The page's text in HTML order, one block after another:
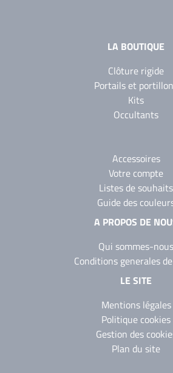
LA BOUTIQUE
Clôture rigide
Portails et
Kits
Occultants
Accessoires
Votre compte
Listes de souhaits
Guide des
A PROPOS DE
Qui sommes-nous
Conditions generales
LE SITE
Mentions légales
Politique cookies
Gestion des
Plan du site